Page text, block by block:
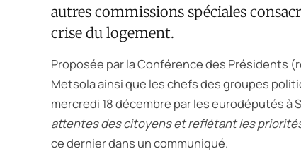
autres commissions spéciales
crise du logement.
Proposée par la Conférence des Présidents
Metsola ainsi que les chefs des groupes
mercredi 18 décembre par les eurodéputés
attentes des citoyens et reflétant les
ce dernier dans un communiqué.